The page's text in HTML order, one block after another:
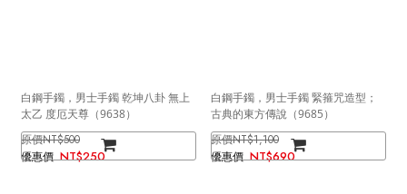
白鋼手鐲，男士手鐲 乾坤八卦 無上
太乙 度厄天尊（9638）
NT$500
NT$250
白鋼手鐲，男士手鐲 緊箍咒造型；
古典的東方傳說（9685）
NT$1,100
NT$690